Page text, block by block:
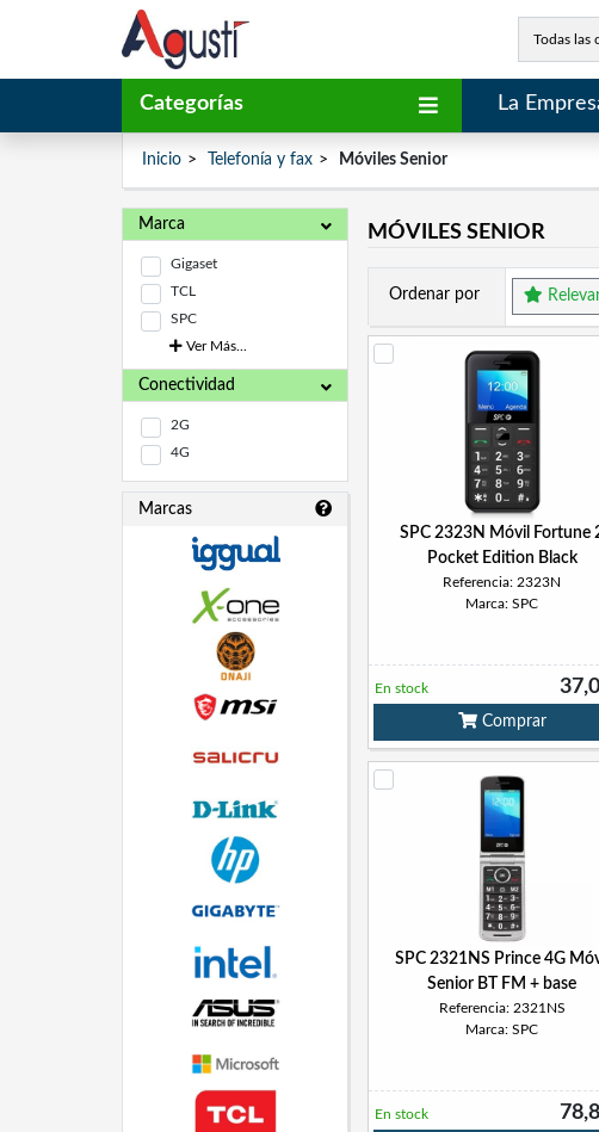
Todas las
Categorías La
Inicio Telefonía y fax Móviles Senior
Marca
Gigaset
TCL
SPC
Ver Más...
Conectividad
2G
4G
Marcas
MÓVILES SENIOR
Ordenar por
SPC 2323N Móvil Fortune
Pocket Edition Black
Referencia: 2323N
Marca: SPC
En stock
Comprar
SPC 2321NS Prince 4G
Senior BT FM + base
Referencia: 2321NS
Marca: SPC
En stock